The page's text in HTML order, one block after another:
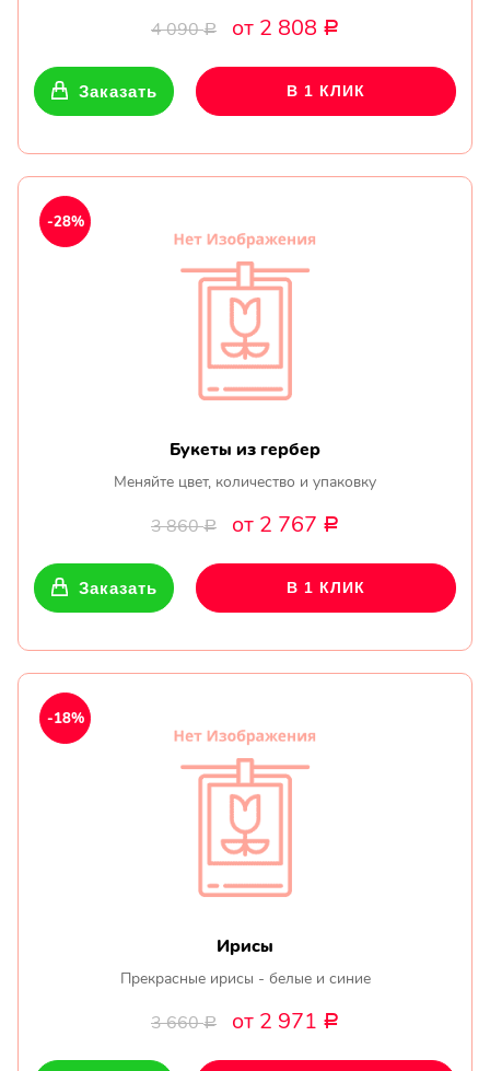
4 090Р от 2 808 Р
Заказать В 1 КЛИК
Букеты из гербер
Меняйте цвет, количество и упаковку
3 860Р от 2 767 Р
-28%
Заказать В 1 КЛИК
Ирисы
Прекрасные ирисы - белые и синие
3 660Р от 2 971 Р
-18%